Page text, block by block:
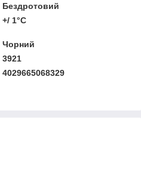
Бездротовий
+/ 1°С
Чорний
3921
4029665068329